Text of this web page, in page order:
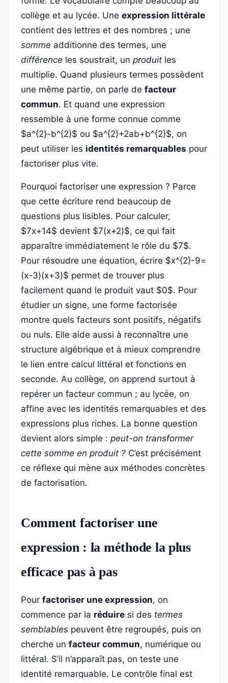
collège et au lycée. Une expression littérale
contient des lettres et des nombres ; une
somme additionne des termes, une
différence les soustrait, un produit les
multiplie. Quand plusieurs termes possèdent
une même partie, on parle de facteur
commun. Et quand une expression
ressemble à une forme connue comme
$a^{2}-b^{2}$ ou $a^{2}+2ab+b^{2}$, on
peut utiliser les identités remarquables pour
factoriser plus vite.
Pourquoi factoriser une expression ? Parce
que cette écriture rend beaucoup de
questions plus lisibles. Pour calculer,
$7x+14$ devient $7(x+2)$, ce qui fait
apparaître immédiatement le rôle du $7$.
Pour résoudre une équation, écrire $x^{2}-9=
(x-3)(x+3)$ permet de trouver plus
facilement quand le produit vaut $0$. Pour
étudier un signe, une forme factorisée
montre quels facteurs sont positifs, négatifs
ou nuls. Elle aide aussi à reconnaître une
structure algébrique et à mieux comprendre
le lien entre calcul littéral et fonctions en
seconde. Au collège, on apprend surtout à
repérer un facteur commun ; au lycée, on
affine avec les identités remarquables et des
expressions plus riches. La bonne question
devient alors simple : peut-on transformer
cette somme en produit ? C’est précisément
ce réflexe qui mène aux méthodes concrètes
de factorisation.
Comment factoriser une
expression : la méthode la plus
efficace pas à pas
Pour factoriser une expression, on
commence par la réduire si des termes
semblables peuvent être regroupés, puis on
cherche un facteur commun, numérique ou
littéral. S’il n’apparaît pas, on teste une
identité remarquable. Le contrôle final est